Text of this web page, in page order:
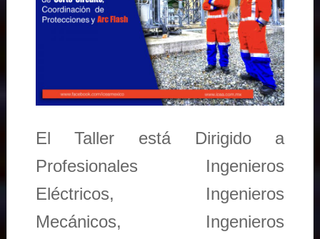
El Taller está Dirigido a
Profesionales Ingenieros
Eléctricos, Ingenieros
Mecánicos, Ingenieros